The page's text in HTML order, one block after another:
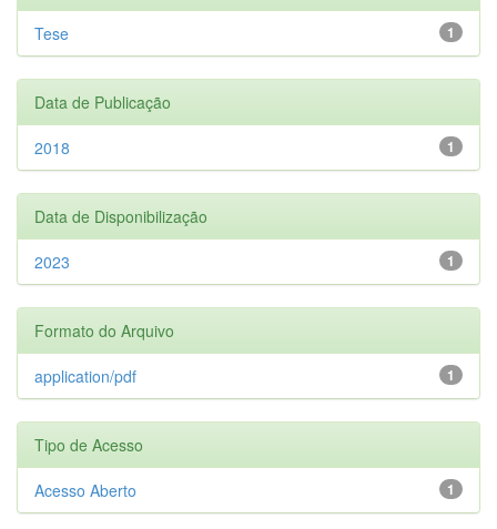
1
Tese
Data de Publicação
1
2018
Data de Disponibilização
1
2023
Formato do Arquivo
1
application/pdf
Tipo de Acesso
1
Acesso Aberto